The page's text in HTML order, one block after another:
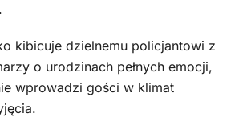
kibicuje dzielnemu policjantowi z
o urodzinach pełnych emocji,
wprowadzi gości w klimat